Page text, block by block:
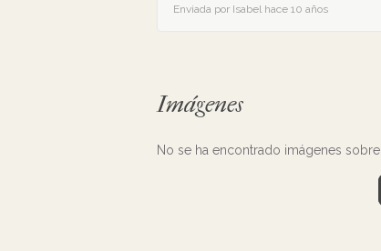
Enviada por Isabel hace 10 años
Imágenes
No se ha encontrado imágenes